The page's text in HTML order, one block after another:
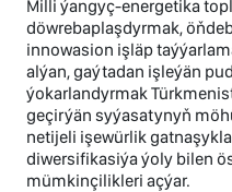
Milli ýangyç-energetika
döwrebaplaşdyrmak,
innowasion işläp
alýan, gaýtadan işleýän
ýokarlandyrmak
geçirýän syýasatynyň
netijeli işewürlik
diwersifikasiýa ýoly bilen
mümkinçilikleri açýar.